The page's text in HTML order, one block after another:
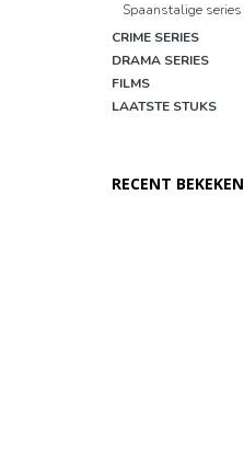
Spaanstalige series
CRIME SERIES
DRAMA SERIES
FILMS
LAATSTE STUKS
RECENT BEKEKEN